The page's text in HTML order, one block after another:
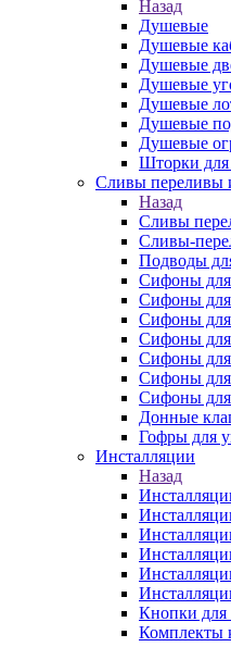
Назад
Душевые
Душевые
Душевые
Душевые
Душевые
Душевые
Душевые
Шторки
Сливы переливы
Назад
Сливы
Сливы-
Подводы
Сифоны
Сифоны
Сифоны для
Сифоны для
Сифоны
Сифоны для
Сифоны
Донные
Гофры для
Инсталляции
Назад
Кнопки для
Комплекты